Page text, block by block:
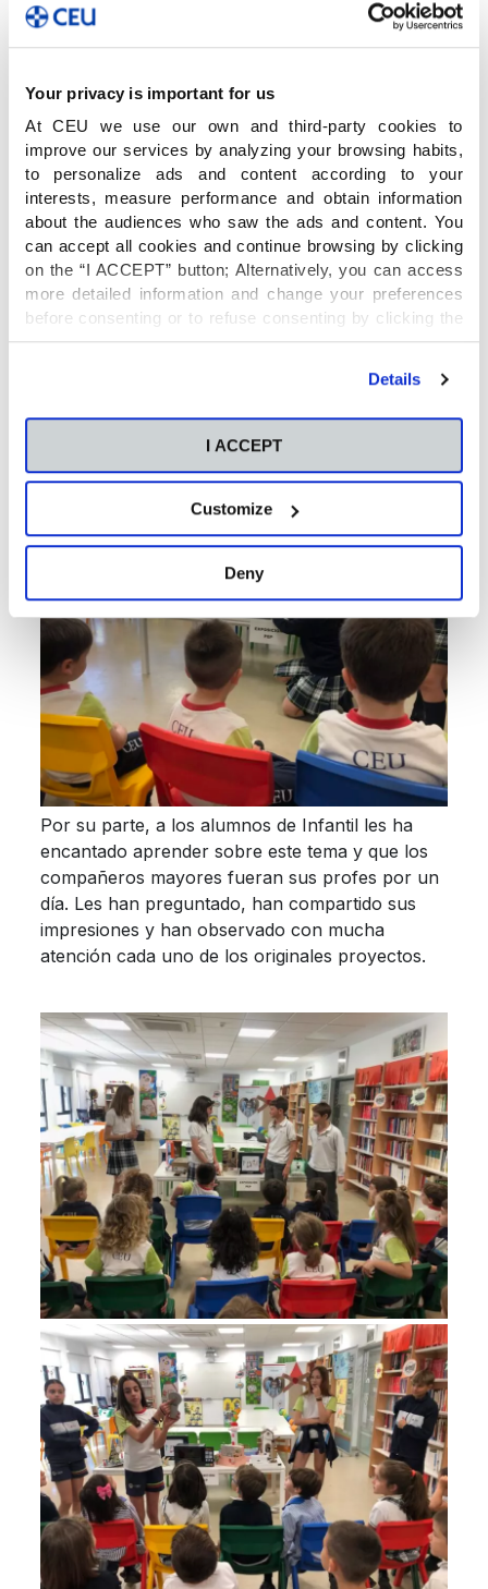
Your privacy is important for us
At CEU we use our own and third-party cookies to
improve our services by analyzing your browsing habits,
to personalize ads and content according to your
interests, measure performance and obtain information
about the audiences who saw the ads and content. You
can accept all cookies and continue browsing by clicking
on the “I ACCEPT” button; Alternatively, you can access
more detailed information and change your preferences
before consenting or to refuse consenting by clicking the
"Personalize" button. For more information you can visit
Details
I ACCEPT
Customize
Deny
Por su parte, a los alumnos de Infantil les ha
encantado aprender sobre este tema y que los
compañeros mayores fueran sus profes por un
día. Les han preguntado, han compartido sus
impresiones y han observado con mucha
atención cada uno de los originales proyectos.